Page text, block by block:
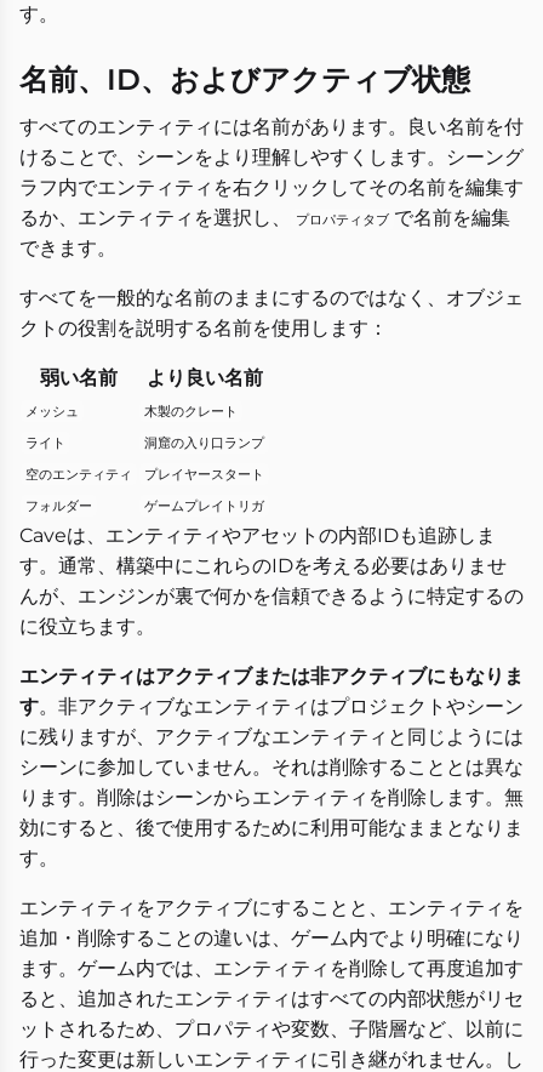
す。
名前、ID、およびアクティブ状態
すべてのエンティティには名前があります。良い名前を付
けることで、シーンをより理解しやすくします。シーング
ラフ内でエンティティを右クリックしてその名前を編集す
るか、エンティティを選択し、
プロパティタブ で名前を編集
できます。
すべてを一般的な名前のままにするのではなく、オブジェ
クトの役割を説明する名前を使用します：
弱い名前 より良い名前
メッシュ
木製のクレート
ライト
洞窟の入り口ランプ
空のエンティティ
プレイヤースタート
フォルダー
ゲームプレイトリガ
Caveは、エンティティやアセットの内部IDも追跡しま
す。通常、構築中にこれらのIDを考える必要はありませ
んが、エンジンが裏で何かを信頼できるように特定するの
に役立ちます。
エンティティはアクティブまたは非アクティブにもなりま
す。非アクティブなエンティティはプロジェクトやシーン
に残りますが、アクティブなエンティティと同じようには
シーンに参加していません。それは削除することとは異な
ります。削除はシーンからエンティティを削除します。無
効にすると、後で使用するために利用可能なままとなりま
す。
エンティティをアクティブにすることと、エンティティを
追加・削除することの違いは、ゲーム内でより明確になり
ます。ゲーム内では、エンティティを削除して再度追加す
ると、追加されたエンティティはすべての内部状態がリセ
ットされるため、プロパティや変数、子階層など、以前に
行った変更は新しいエンティティに引き継がれません。し